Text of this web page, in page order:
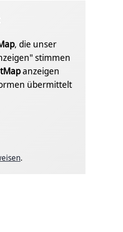
, die unser
stimmen
anzeigen
übermittelt
.